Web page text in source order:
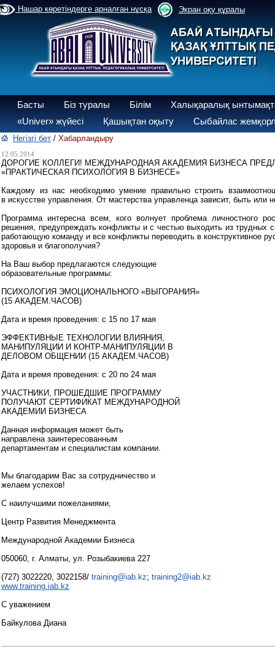
Нашар көретіндерге арналған нұсқа Экран оқу құралы
Басты Біз туралы Білім
Халықаралық
«Univer» жүйесі
Қашықтан оқыту Сыбайлас
Негізгі бет / Хабарландыру
12.05.2014
ДОРОГИЕ КОЛЛЕГИ! МЕЖДУНАРОДНАЯ АКАДЕМИЯ БИЗНЕСА
«ПРАКТИЧЕСКАЯ ПСИХОЛОГИЯ В БИЗНЕСЕ»
Каждому из нас необходимо умение правильно строить
в искусстве управления. От мастерства управленца зависит, быть или
Программа интересна всем, кого волнует проблема личностного
решения, предупреждать конфликты и с честью выходить из трудных
работающую команду и все конфликты переводить в конструктивное
здоровья и благополучия?
На Ваш выбор предлагаются следующие
образовательные программы:
ПСИХОЛОГИЯ ЭМОЦИОНАЛЬНОГО «ВЫГОРАНИЯ»
(15 АКАДЕМ.ЧАСОВ)
Дата и время проведения: с 15 по 17 мая
ЭФФЕКТИВНЫЕ ТЕХНОЛОГИИ ВЛИЯНИЯ,
МАНИПУЛЯЦИИ И КОНТР-МАНИПУЛЯЦИИ В
ДЕЛОВОМ ОБЩЕНИИ (15 АКАДЕМ.ЧАСОВ)
Дата и время проведения: с 20 по 24 мая
УЧАСТНИКИ, ПРОШЕДШИЕ ПРОГРАММУ
ПОЛУЧАЮТ СЕРТИФИКАТ МЕЖДУНАРОДНОЙ
АКАДЕМИИ БИЗНЕСА
Данная информация может быть
направлена заинтересованным
департаментам и специалистам компании.
Мы благодарим Вас за сотрудничество и
желаем успехов!
С наилучшими пожеланиями,
Центр Развития Менеджмента
Mеждународной Aкадемии Бизнеса
050060, г. Алматы, ул. Розыбакиева 227
(727) 3022220, 3022158/ training@iab.kz; training2@iab.kz
www.training.iab.kz
С уважением
Байкулова Диана